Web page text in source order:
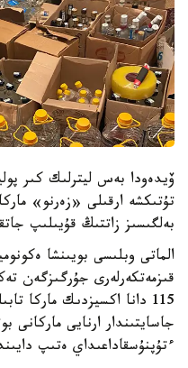
ۆيدەودا بەس ليترلىك كىر
تۇتىكشە ارقىلى «زەرنو»
بەلگىسىز زاتتىڭ قۇيىلىپ
الماتى وبلىسى بويىنشا
قىزمەتكەرلەرى جۇرگىزگەن
115 دانا اكسيزدىك ماركا
جاسايتىندار ارنايى ماركانى
ءتۇپنۇسقاداعىداي ەتىپ